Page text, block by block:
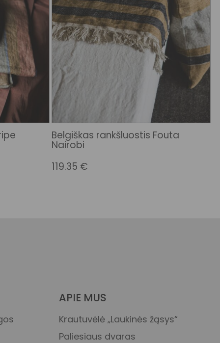
Belgiškas rankšluostis Fouta
Nairobi
119.35 €
APIE MUS
Krautuvėlė „Laukinės žąsys“
Paliesiaus dvaras